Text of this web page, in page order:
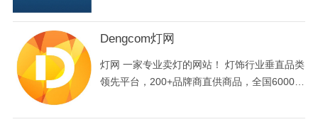
Dengcom灯网
灯网 一家专业卖灯的网站！ 灯饰行业垂直品类
领先平台，200+品牌商直供商品，全国6000